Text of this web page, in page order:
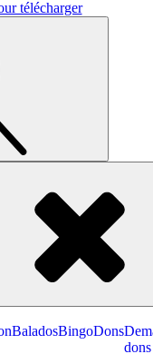
télécharger
BaladosBingoDons
dons